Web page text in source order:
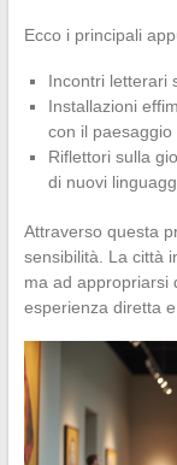
Ecco i principali
Incontri letterari
Installazioni
con il paesaggio
Riflettori sulla
di nuovi
Attraverso questa
sensibilità. La città
ma ad appropriarsi
esperienza diretta e